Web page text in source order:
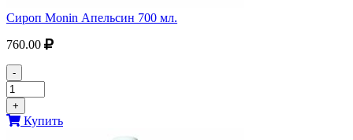
Сироп Monin Апельсин 700 мл.
760.00
-
+
Купить